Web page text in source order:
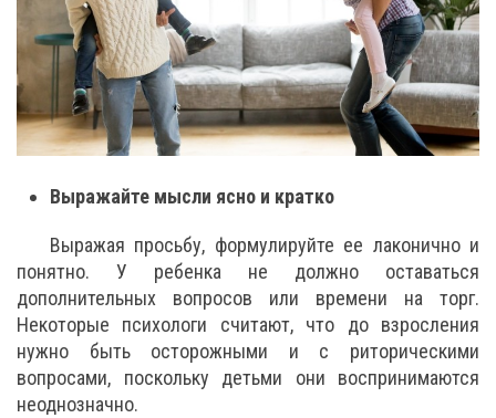
Выражайте мысли ясно и кратко
Выражая просьбу, формулируйте ее лаконично и
понятно. У ребенка не должно оставаться
дополнительных вопросов или времени на торг.
Некоторые психологи считают, что до взросления
нужно быть осторожными и с риторическими
вопросами, поскольку детьми они воспринимаются
неоднозначно.